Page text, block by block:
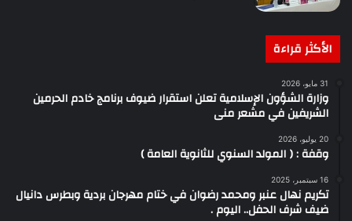
الأكثر قراءة
31 مايو، 2026
وزارة الشؤون الإسلامية تعلن استقرار ضيوف برنامج خادم الحرمين
الشريفين في مشعر منى
20 يوليو، 2026
وقفة : ( المولد السنوي للثانوية العامة )
16 سبتمبر، 2025
تكريم نهال عنبر ومحمد رضوان في ختام مهرجان بردية وبطرس دانيال
ضيف شرف الحفل.. اليوم .